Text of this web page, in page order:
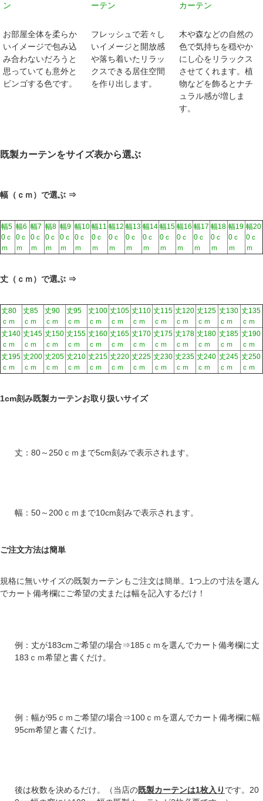
ン
お部屋全体を柔らか
いイメージで包み込
み合わないだろうと
思っていても意外と
ビンゴする色です。
ーテン
フレッシュで若々し
いイメージと開放感
や落ち着いたリラッ
クスできる居住空間
を作り出します。
カーテン
木や森などの自然の
色で気持ちを穏やか
にし心をリラックス
させてくれます。植
物などを飾るとナチ
ュラル感が増しま
す。
既製カーテンをサイズ表から選ぶ
幅（ｃｍ）で選ぶ ⇒
幅5
0ｃ
ｍ
幅6
0ｃ
ｍ
幅7
0ｃ
ｍ
幅8
0ｃ
ｍ
幅9
0ｃ
ｍ
幅10
0ｃ
ｍ
幅11
0ｃ
ｍ
幅12
0ｃ
ｍ
幅13
0ｃ
ｍ
幅14
0ｃ
ｍ
幅15
0ｃ
ｍ
幅16
0ｃ
ｍ
幅17
0ｃ
ｍ
幅18
0ｃ
ｍ
幅19
0ｃ
ｍ
幅20
0ｃ
ｍ
丈（ｃｍ）で選ぶ ⇒
丈80
ｃｍ
丈85
ｃｍ
丈90
ｃｍ
丈95
ｃｍ
丈100
ｃｍ
丈105
ｃｍ
丈110
ｃｍ
丈115
ｃｍ
丈120
ｃｍ
丈125
ｃｍ
丈130
ｃｍ
丈135
ｃｍ
丈140
ｃｍ
丈145
ｃｍ
丈150
ｃｍ
丈155
ｃｍ
丈160
ｃｍ
丈165
ｃｍ
丈170
ｃｍ
丈175
ｃｍ
丈178
ｃｍ
丈180
ｃｍ
丈185
ｃｍ
丈190
ｃｍ
丈195
ｃｍ
丈200
ｃｍ
丈205
ｃｍ
丈210
ｃｍ
丈215
ｃｍ
丈220
ｃｍ
丈225
ｃｍ
丈230
ｃｍ
丈235
ｃｍ
丈240
ｃｍ
丈245
ｃｍ
丈250
ｃｍ
1cm刻み既製カーテンお取り扱いサイズ
丈：80～250ｃｍまで5cm刻みで表示されます。
幅：50～200ｃｍまで10cm刻みで表示されます。
ご注文方法は簡単
規格に無いサイズの既製カーテンもご注文は簡単。1つ上の寸法を選ん
でカート備考欄にご希望の丈または幅を記入するだけ！
例：丈が183cmご希望の場合⇒185ｃｍを選んでカート備考欄に丈
183ｃｍ希望と書くだけ。
例：幅が95ｃｍご希望の場合⇒100ｃｍを選んでカート備考欄に幅
95cm希望と書くだけ。
後は枚数を決めるだけ。（当店の既製カーテンは1枚入り です。20